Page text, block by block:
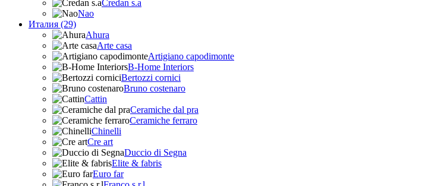
Credan s.a
Nao
Италия (29)
Ahura
Arte casa
Artigiano capodimonte
B-Home Interiors
Bertozzi cornici
Bruno costenaro
Cattin
Ceramiche dal pra
Ceramiche ferraro
Chinelli
Cre art
Duccio di Segna
Elite & fabris
Euro far